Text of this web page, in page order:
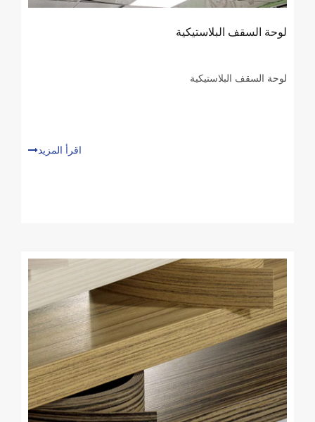
لوحة السقف البلاستيكية
لوحة السقف البلاستيكية
اقرأ المزيد